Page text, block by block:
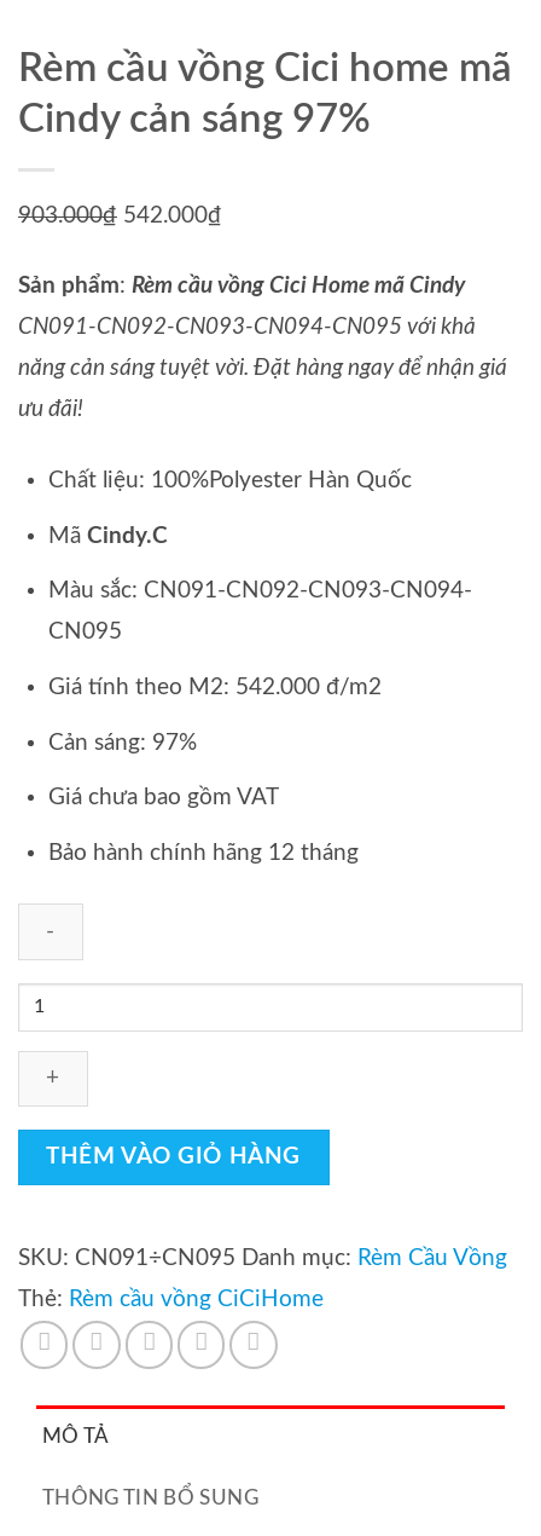
Rèm cầu vồng Cici home mã
Cindy cản sáng 97%
903.000₫ Giá
là:
903.000₫.
542.000₫
tại
là:
542.000₫.
Sản phẩm: Rèm cầu vồng Cici Home mã Cindy
CN091-CN092-CN093-CN094-CN095 với khả
năng cản sáng tuyệt vời. Đặt hàng ngay để nhận giá
ưu đãi!
Chất liệu: 100%Polyester Hàn Quốc
Mã Cindy.C
Màu sắc: CN091-CN092-CN093-CN094-
CN095
Giá tính theo M2: 542.000 đ/m2
Cản sáng: 97%
Giá chưa bao gồm VAT
Bảo hành chính hãng 12 tháng
Rèm
vồng
home
mã
cản
sáng
97%
lượng
THÊM VÀO GIỎ HÀNG
SKU: CN091÷CN095 Danh mục: Rèm Cầu Vồng
Thẻ: Rèm cầu vồng CiCiHome
MÔ TẢ
THÔNG TIN BỔ SUNG